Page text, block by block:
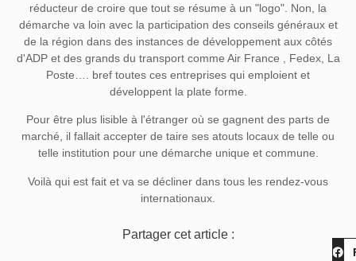
réducteur de croire que tout se résume à un "logo". Non, la
démarche va loin avec la participation des conseils généraux et
de la région dans des instances de développement aux côtés
d'ADP et des grands du transport comme Air France , Fedex, La
Poste…. bref toutes ces entreprises qui emploient et
développent la plate forme.
Pour être plus lisible à l'étranger où se gagnent des parts de
marché, il fallait accepter de taire ses atouts locaux de telle ou
telle institution pour une démarche unique et commune.
Voilà qui est fait et va se décliner dans tous les rendez-vous
internationaux.
Partager cet article :